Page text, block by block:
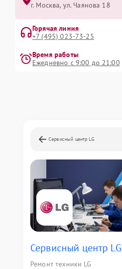
г. Москва, ул. Чаянова 18
Горячая линия
+7 (495) 023-73-25
Время работы
Ежедневно с 9:00 до 21:00
Сервисный центр LG
Сервисный центр LG
Ремонт техники LG